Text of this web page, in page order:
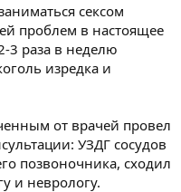
сексом
проблем в настоящее
3 раза в неделю
изредка и
от врачей провел
УЗДГ сосудов
позвоночника, сходил
и неврологу.